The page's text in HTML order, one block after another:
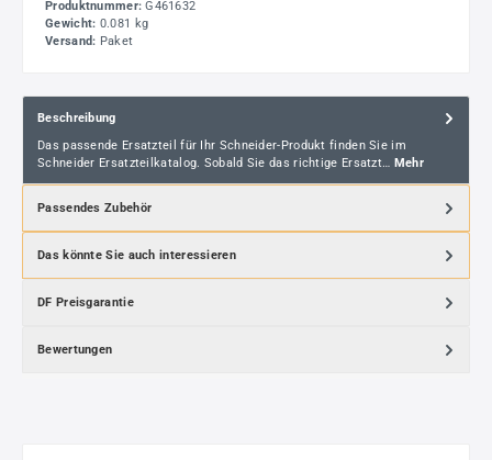
Produktnummer: G461632
Gewicht: 0.081 kg
Versand: Paket
Beschreibung
Das passende Ersatzteil für Ihr Schneider-Produkt finden Sie im
Schneider Ersatzteilkatalog. Sobald Sie das richtige Ersatzt… Mehr
Passendes Zubehör
Das könnte Sie auch interessieren
DF Preisgarantie
Bewertungen